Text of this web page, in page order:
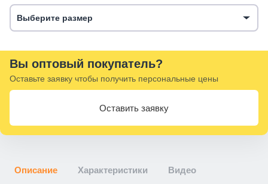
Выберите размер
Вы оптовый покупатель?
Оставьте заявку чтобы получить персональные цены
Оставить заявку
Описание Характеристики Видео